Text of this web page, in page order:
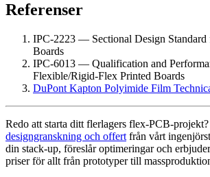
Referenser
IPC-2223 — Sectional Design Standard
Boards
IPC-6013 — Qualification and
Flexible/Rigid-Flex Printed Boards
DuPont Kapton Polyimide Film
Redo att starta ditt flerlagers flex-PCB-projekt?
designgranskning och offert från vårt
din stack-up, föreslår optimeringar och
priser för allt från prototyper till